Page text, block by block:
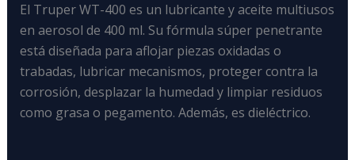
El Truper WT-400 es un lubricante y aceite multiusos
en aerosol de 400 ml. Su fórmula súper penetrante
está diseñada para aflojar piezas oxidadas o
trabadas, lubricar mecanismos, proteger contra la
corrosión, desplazar la humedad y limpiar residuos
como grasa o pegamento. Además, es dieléctrico.